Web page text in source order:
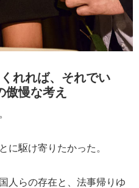
れれば、それでい
慢な考え
に駆け寄りたかった。
人らの存在と、法事帰りゆ